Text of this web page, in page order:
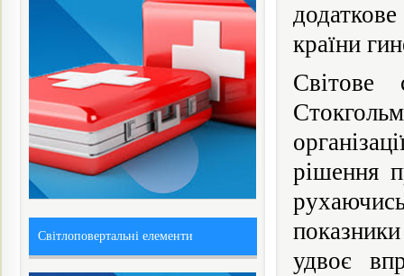
країни
Світове
рішення
удвоє
Світлоповертальні елементи